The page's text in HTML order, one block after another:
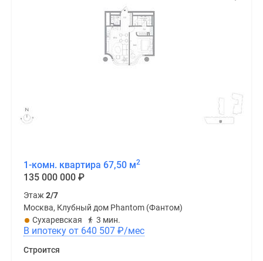
1-комн. квартира 67,50 м2
135 000 000 ₽
Этаж2/7
Москва, Клубный дом Phantom (Фантом)
Сухаревская
3 мин.
В ипотеку от 640 507 ₽/мес
Строится